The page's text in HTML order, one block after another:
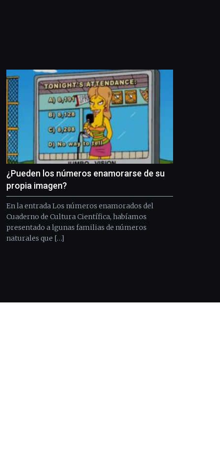
Plaza
festival
ciudad
de
monólogos,
exposiciones,
conferencias,
y
espectáculos
del
de
¿Pueden los números enamorarse de su
propia imagen?
En la entrada Los números enamorados del
Cuaderno de Cultura Científica, habíamos
presentado a lgunas familias de números
naturales que […]